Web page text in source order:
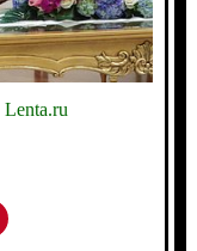
Lenta.ru